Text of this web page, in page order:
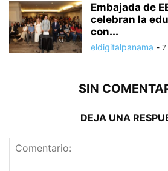
Embajada de
celebran la
con...
eldigitalpanama - 7
SIN
DEJA UNA